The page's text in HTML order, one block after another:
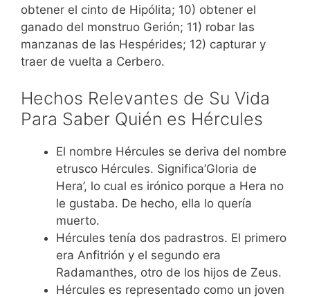
obtener el cinto de Hipólita; 10) obtener el
ganado del monstruo Gerión; 11) robar las
manzanas de las Hespérides; 12) capturar y
traer de vuelta a Cerbero.
Hechos Relevantes de Su Vida
Para Saber Quién es Hércules
El nombre Hércules se deriva del nombre
etrusco Hércules. Significa’Gloria de
Hera’, lo cual es irónico porque a Hera no
le gustaba. De hecho, ella lo quería
muerto.
Hércules tenía dos padrastros. El primero
era Anfitrión y el segundo era
Radamanthes, otro de los hijos de Zeus.
Hércules es representado como un joven